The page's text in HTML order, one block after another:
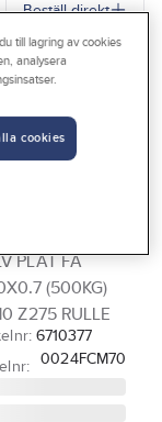
Beställ direkt
/ Galv
Rulle FA
PLÅT FA
(500KG)
Z275 RULLE
6710377
0024FCM70
till lagring av cookies
analysera
cookies